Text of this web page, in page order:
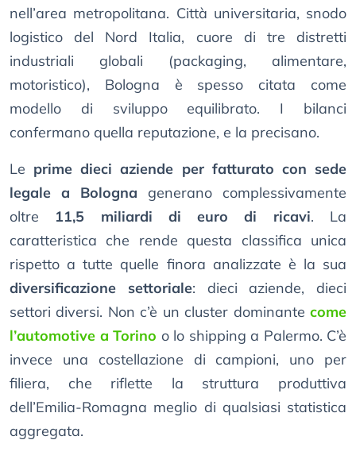
nell’area metropolitana. Città universitaria, snodo
logistico del Nord Italia, cuore di tre distretti
industriali globali (packaging, alimentare,
motoristico), Bologna è spesso citata come
modello di sviluppo equilibrato. I bilanci
confermano quella reputazione, e la precisano.
Le prime dieci aziende per fatturato con sede
legale a Bologna generano complessivamente
oltre 11,5 miliardi di euro di ricavi. La
caratteristica che rende questa classifica unica
rispetto a tutte quelle finora analizzate è la sua
diversificazione settoriale: dieci aziende, dieci
settori diversi. Non c’è un cluster dominante come
l’automotive a Torino o lo shipping a Palermo. C’è
invece una costellazione di campioni, uno per
filiera, che riflette la struttura produttiva
dell’Emilia-Romagna meglio di qualsiasi statistica
aggregata.